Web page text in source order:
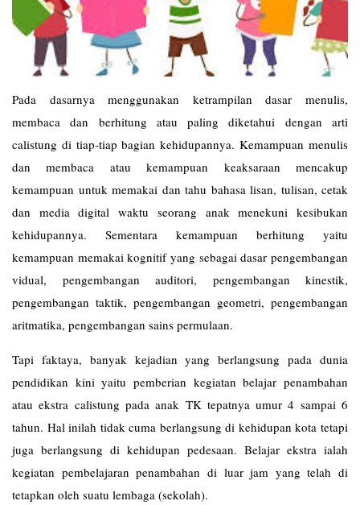
Pada dasarnya menggunakan ketrampilan dasar menulis,
membaca dan berhitung atau paling diketahui dengan arti
calistung di tiap-tiap bagian kehidupannya. Kemampuan menulis
dan membaca atau kemampuan keaksaraan mencakup
kemampuan untuk memakai dan tahu bahasa lisan, tulisan, cetak
dan media digital waktu seorang anak menekuni kesibukan
kehidupannya. Sementara kemampuan berhitung yaitu
kemampuan memakai kognitif yang sebagai dasar pengembangan
vidual, pengembangan auditori, pengembangan kinestik,
pengembangan taktik, pengembangan geometri, pengembangan
aritmatika, pengembangan sains permulaan.
Tapi faktaya, banyak kejadian yang berlangsung pada dunia
pendidikan kini yaitu pemberian kegiatan belajar penambahan
atau ekstra calistung pada anak TK tepatnya umur 4 sampai 6
tahun. Hal inilah tidak cuma berlangsung di kehidupan kota tetapi
juga berlangsung di kehidupan pedesaan. Belajar ekstra ialah
kegiatan pembelajaran penambahan di luar jam yang telah di
tetapkan oleh suatu lembaga (sekolah).